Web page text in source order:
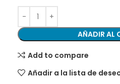
AÑADIR AL
Add to compare
Añadir a la lista de